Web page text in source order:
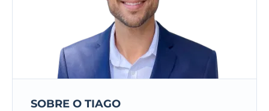
SOBRE O TIAGO